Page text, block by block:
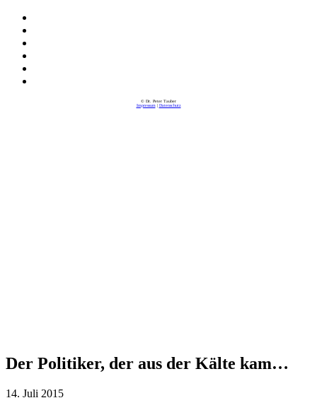
© Dr. Peter Tauber
Impressum| Datenschutz
Der Politiker, der aus der Kälte kam…
14. Juli 2015